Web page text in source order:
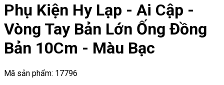
Phụ Kiện Hy Lạp - Ai Cập -
Vòng Tay Bản Lớn Ống Đồng
Bản 10Cm - Màu Bạc
Mã sản phẩm: 17796